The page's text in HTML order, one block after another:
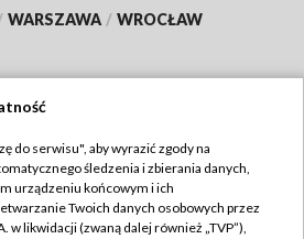
WARSZAWA / WROCŁAW
TVP
Regulamin TVP
do serwisu", aby wyrazić zgody na
śledzenia i zbierania danych,
urządzeniu końcowym i ich
Twoich danych osobowych przez
w likwidacji (zwaną dalej również „TVP”),